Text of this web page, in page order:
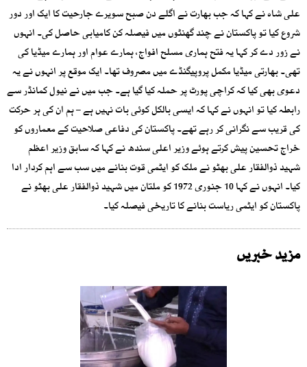
علی شاہ نے کہا کہ جب بھارت نے اگلے دن صبح سویرے جارحیت کا ایک اور دور
شروع کیا تو پاکستان نے چند گھنٹوں میں فیصلہ کن کامیابی حاصل کی۔ انہوں
نے زور دے کر کہا یہ فتح ہماری مسلح افواج، ہمارے عوام اور ہمارے میڈیا کی
تھی۔ بھارتی میڈیا مکمل پروپیگنڈے میں مصروف تھا۔ ایک موقع پر انہوں نے یہ
دعوی بھی کیا کہ کراچی پورٹ پر حملہ کیا گیا ہے۔ جب میں نے نیول کمانڈر سے
رابطہ کیا تو انہوں نے کہا کہ ایسی بالکل کوئی بات نہیں ہے – ہم ان کی ہر حرکت
کی قریب سے نگرانی کر رہے تھے۔ پاکستان کی دفاعی صلاحیت کے معماروں کو
خراج تحسین پیش کرتے ہوئے وزیر اعلی سندھ نے کہا کہ سابق وزیر اعظم
شہید ذوالفقار علی بھٹو نے ملک کو ایٹمی قوت بنانے میں سب سے اہم کردار ادا
کیا۔ انہوں نے کہا 10 جنوری 1972 کو ملتان میں شہید ذوالفقار علی بھٹو نے
پاکستان کو ایٹمی ریاست بنانے کا تاریخی فیصلہ کیا۔
مزید خبریں